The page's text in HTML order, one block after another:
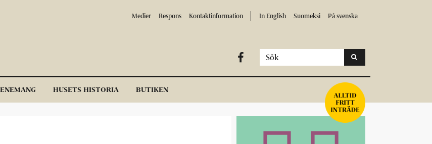
Medier Respons Kontaktinformation In English Suomeksi På svenska

HUSETS HISTORIA BUTIKEN